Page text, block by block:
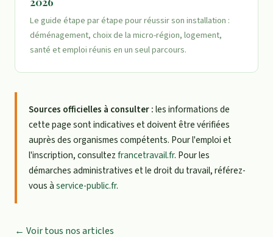
Le guide étape par étape pour réussir son installation :
déménagement, choix de la micro-région, logement,
santé et emploi réunis en un seul parcours.
Sources officielles à consulter :les informations de
cette page sont indicatives et doivent être vérifiées
auprès des organismes compétents. Pour l'emploi et
l'inscription, consultezfrancetravail.fr. Pour les
démarches administratives et le droit du travail, référez-
vous àservice-public.fr.
← Voir tous nos articles